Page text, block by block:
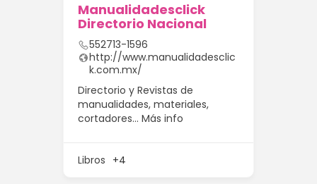
Manualidadesclick
Directorio Nacional
552713-1596
http://www.manualidadesclic
k.com.mx/
Directorio y Revistas de
manualidades, materiales,
cortadores… Más info
Libros +4